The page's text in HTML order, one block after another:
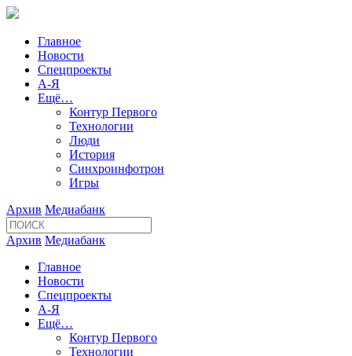
Главное
Новости
Спецпроекты
А-Я
Ещё…
Контур Первого
Технологии
Люди
История
Синхроинфотрон
Игры
Архив Медиабанк
Архив Медиабанк
Главное
Новости
Спецпроекты
А-Я
Ещё…
Контур Первого
Технологии